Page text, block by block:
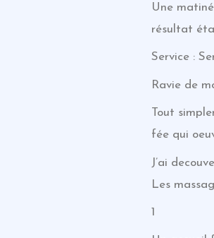
Une
résultat
Service :
Ravie de
Tout
fée qui
J’ai
Les
1